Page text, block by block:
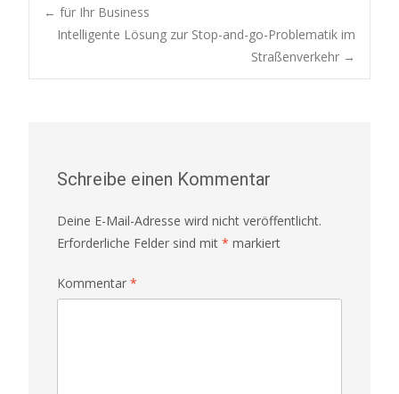
Post
navigation
← für Ihr Business
Intelligente Lösung zur Stop-and-go-Problematik im
Straßenverkehr →
Schreibe einen Kommentar
Deine E-Mail-Adresse wird nicht veröffentlicht.
Erforderliche Felder sind mit * markiert
Kommentar *